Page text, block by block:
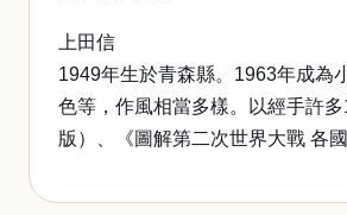
上田信
1949年生於青森縣。1963年成為
色等，作風相當多樣。以經手許
版）、《圖解第二次世界大戰 各